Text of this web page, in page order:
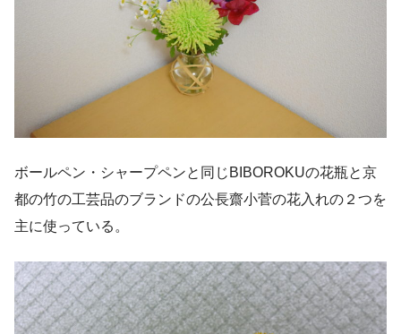
ボールペン・シャープペンと同じBIBOROKUの花瓶と京
都の竹の工芸品のブランドの公長齋小菅の花入れの２つを
主に使っている。